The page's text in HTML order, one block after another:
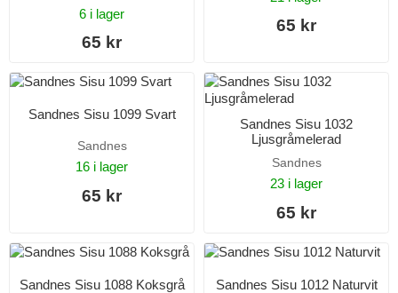
6 i lager
65 kr
65 kr
Sandnes Sisu 1099 Svart
Sandnes
16 i lager
65 kr
Sandnes Sisu 1032
Ljusgråmelerad
Sandnes
23 i lager
65 kr
Sandnes Sisu 1088 Koksgrå Sandnes Sisu 1012 Naturvit